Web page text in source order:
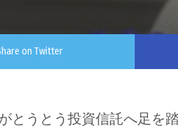
on Twitter
とうとう投資信託へ足を